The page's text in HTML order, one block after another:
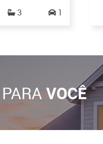
3 1
VOCÊ